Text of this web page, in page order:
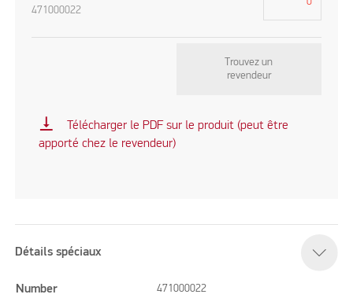
471000022
Trouvez un
revendeur
vertical_align_bottom
Télécharger le PDF sur le produit (peut être
apporté chez le revendeur)
Détails spéciaux
Number 471000022